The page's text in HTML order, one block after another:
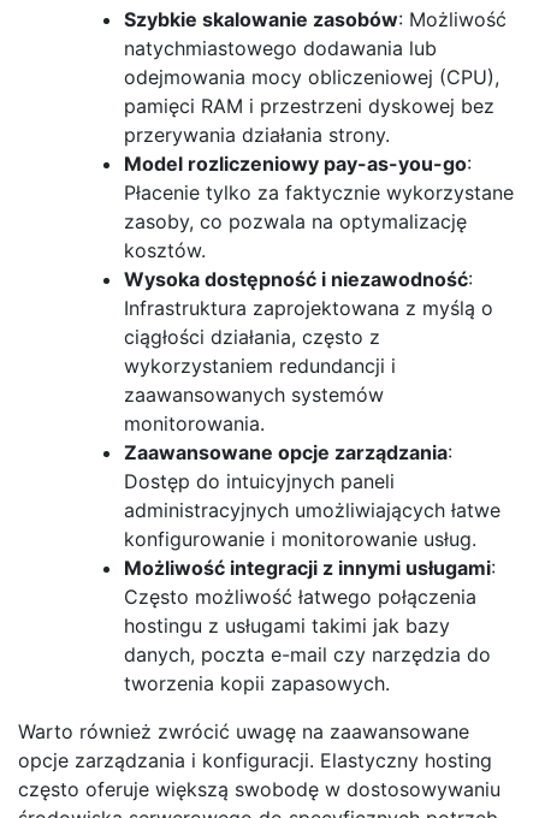
Szybkie skalowanie zasobów: Możliwość
natychmiastowego dodawania lub
odejmowania mocy obliczeniowej (CPU),
pamięci RAM i przestrzeni dyskowej bez
przerywania działania strony.
Model rozliczeniowy pay-as-you-go:
Płacenie tylko za faktycznie wykorzystane
zasoby, co pozwala na optymalizację
kosztów.
Wysoka dostępność i niezawodność:
Infrastruktura zaprojektowana z myślą o
ciągłości działania, często z
wykorzystaniem redundancji i
zaawansowanych systemów
monitorowania.
Zaawansowane opcje zarządzania:
Dostęp do intuicyjnych paneli
administracyjnych umożliwiających łatwe
konfigurowanie i monitorowanie usług.
Możliwość integracji z innymi usługami:
Często możliwość łatwego połączenia
hostingu z usługami takimi jak bazy
danych, poczta e-mail czy narzędzia do
tworzenia kopii zapasowych.
Warto również zwrócić uwagę na zaawansowane
opcje zarządzania i konfiguracji. Elastyczny hosting
często oferuje większą swobodę w dostosowywaniu